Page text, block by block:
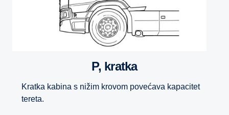
P, kratka
Kratka kabina s nižim krovom povećava kapacitet
tereta.